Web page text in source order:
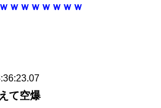
ｗｗｗｗｗｗｗ
て空爆